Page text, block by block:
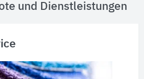
und Dienstleistungen